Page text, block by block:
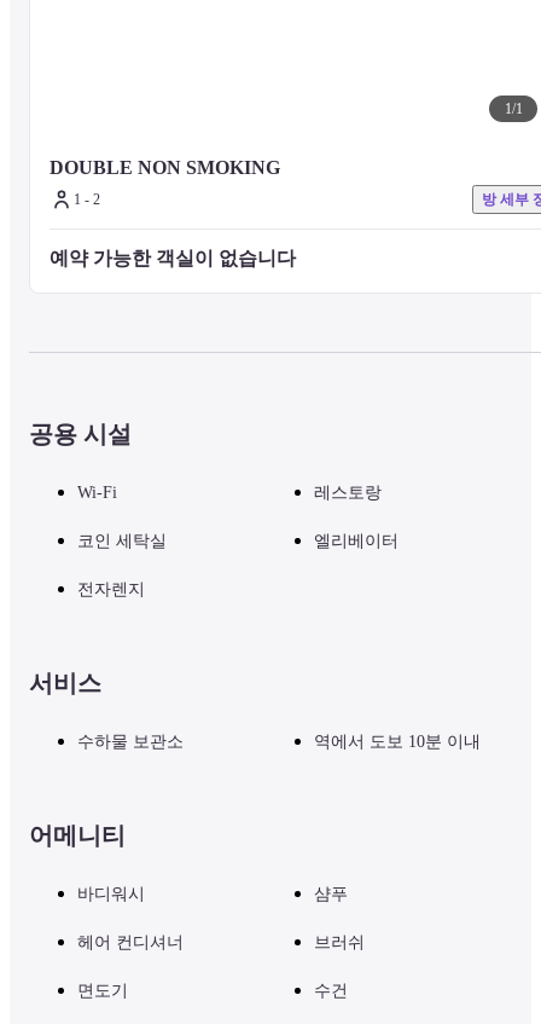
1/1
DOUBLE NON SMOKING
1 - 2 방 세부
예약 가능한 객실이 없습니다
공용 시설
Wi-Fi 레스토랑
코인 세탁실 엘리베이터
전자렌지
서비스
수하물 보관소 역에서 도보 10분 이내
어메니티
바디워시 샴푸
헤어 컨디셔너 브러쉬
면도기 수건